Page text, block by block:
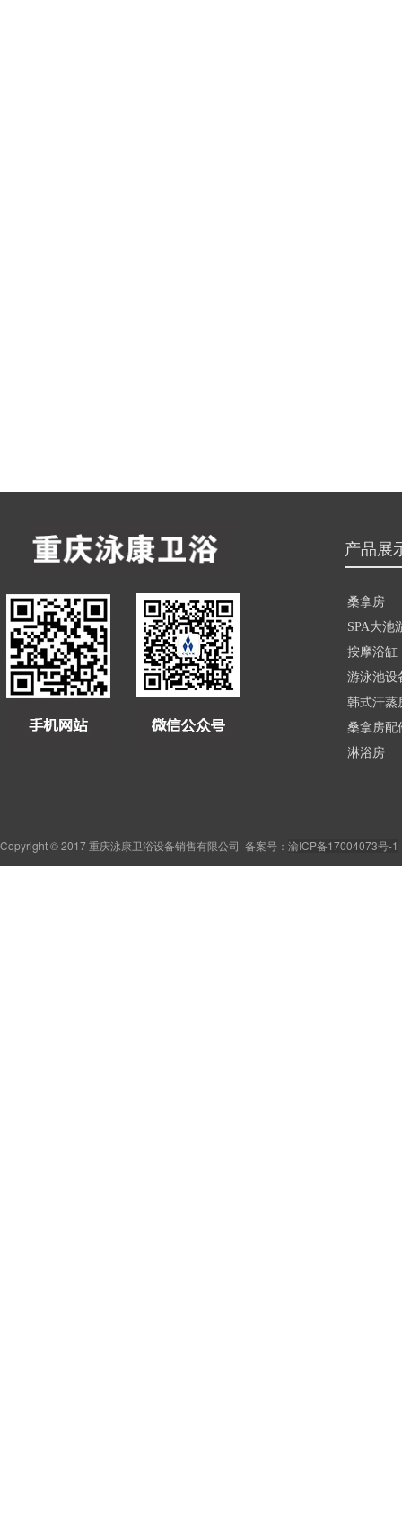
桑拿房
SPA大池
按摩浴缸
游泳池设
韩式汗蒸
桑拿房配
淋浴房
Copyright © 2017 重庆泳康卫浴设备销售有限公司 备案号： 渝ICP备17004073号-1
产品展